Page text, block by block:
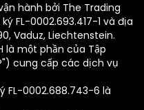
hành bởi The Trading
FL-0002.693.417-1 và địa
Vaduz, Liechtenstein.
là một phần của Tập
cung cấp các dịch vụ
FL-0002.688.743-6 là